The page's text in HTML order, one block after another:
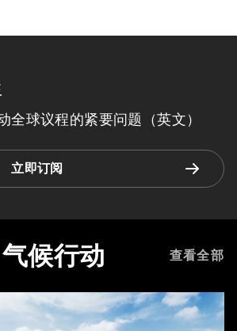
全球议程的紧要问题（英文）
立即订阅
气候行动 查看全部